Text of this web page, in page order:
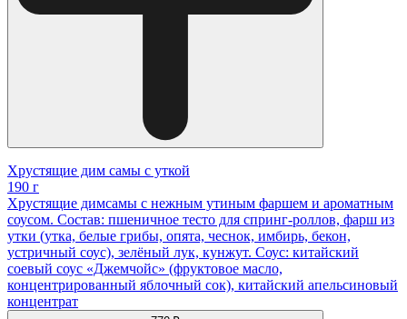
Хрустящие дим самы с уткой
190 г
Хрустящие димсамы с нежным утиным фаршем и ароматным
соусом. Состав: пшеничное тесто для спринг-роллов, фарш из
утки (утка, белые грибы, опята, чеснок, имбирь, бекон,
устричный соус), зелёный лук, кунжут. Соус: китайский
соевый соус «Джемчойс» (фруктовое масло,
концентрированный яблочный сок), китайский апельсиновый
концентрат